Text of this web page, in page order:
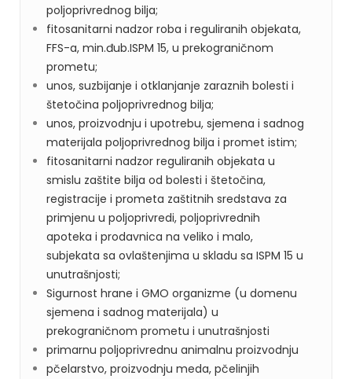
poljoprivrednog bilja;
fitosanitarni nadzor roba i reguliranih objekata,
FFS-a, min.đub.ISPM 15, u prekograničnom
prometu;
unos, suzbijanje i otklanjanje zaraznih bolesti i
štetočina poljoprivrednog bilja;
unos, proizvodnju i upotrebu, sjemena i sadnog
materijala poljoprivrednog bilja i promet istim;
fitosanitarni nadzor reguliranih objekata u
smislu zaštite bilja od bolesti i štetočina,
registracije i prometa zaštitnih sredstava za
primjenu u poljoprivredi, poljoprivrednih
apoteka i prodavnica na veliko i malo,
subjekata sa ovlaštenjima u skladu sa ISPM 15 u
unutrašnjosti;
Sigurnost hrane i GMO organizme (u domenu
sjemena i sadnog materijala) u
prekograničnom prometu i unutrašnjosti
primarnu poljoprivrednu animalnu proizvodnju
pčelarstvo, proizvodnju meda, pčelinjih